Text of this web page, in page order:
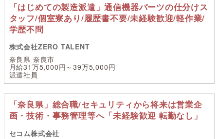
「はじめての製造派遣」通信機器パーツの仕分けス
タッフ/個室寮あり/履歴書不要/未経験歓迎/軽作業/
学歴不問
株式会社ZERO TALENT
奈良県 奈良市
月給31万5,000円～39万5,000円
派遣社員
「奈良県」総合職/セキュリティから将来は営業企
画・技術・事務管理等へ「未経験歓迎 転勤なし」
セコム株式会社